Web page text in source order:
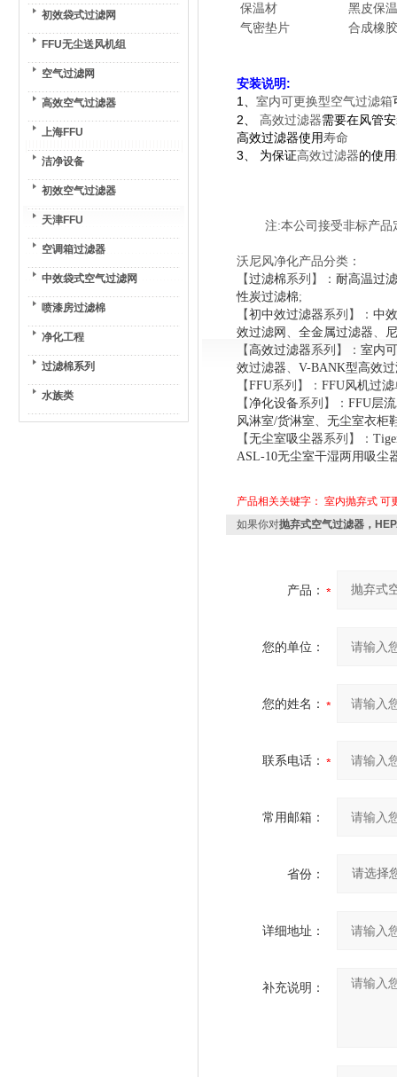
初效袋式过滤网
FFU无尘送风机组
空气过滤网
高效空气过滤器
上海FFU
洁净设备
初效空气过滤器
天津FFU
空调箱过滤器
中效袋式空气过滤网
喷漆房过滤棉
净化工程
过滤棉系列
水族类
保温材
黑皮保
气密垫片
合成橡胶
安装说明:
1、 室内可更换型空气过滤箱
2、 高效过滤器需要在风管
高效过滤器使用寿命
3、 为保证高效过滤器的使用
注:本公司接受非标产品
沃尼风净化产品分类：
【过滤棉系列】： 耐高温过
性炭过滤棉;
【初中效过滤器系列】： 中
效过滤网 、 全金属过滤器、
【高效过滤器系列】： 室内
效过滤器、 V-BANK型高效
【FFU系列】： FFU风机过滤
【净化设备系列】： FFU层
风淋室/货淋室、 无尘室衣柜
【无尘室吸尘器系列】：
ASL-10无尘室干湿两用吸尘
产品相关关键字： 室内抛弃式 可
如果你对抛弃式空气过滤器，
产品：
您的单位：
您的姓名：
联系电话：
常用邮箱：
省份：
详细地址：
补充说明：